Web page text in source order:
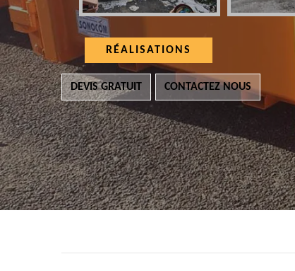
RÉALISATIONS
DEVIS GRATUIT CONTACTEZ NOUS